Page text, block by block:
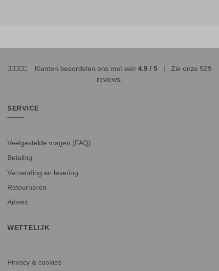
Klanten beoordelen ons met een 4.9 / 5 | Zie onze 529
reviews
SERVICE
Veelgestelde vragen (FAQ)
Betaling
Verzending en levering
Retourneren
Advies
WETTELIJK
Privacy & cookies